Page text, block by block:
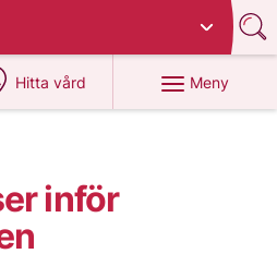
Hitta vård
på 1177.se
Meny
inför